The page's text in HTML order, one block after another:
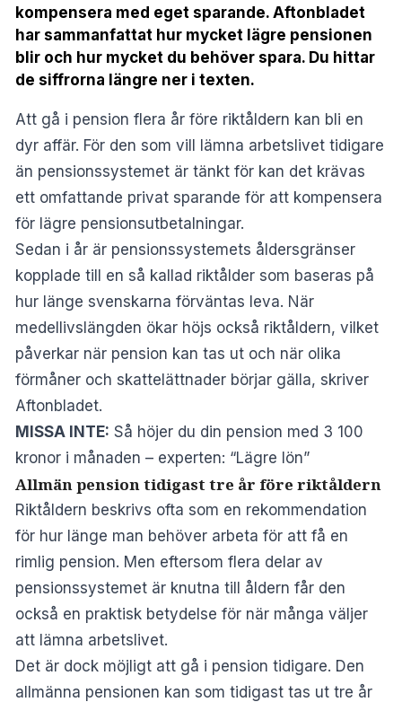
kompensera med eget sparande. Aftonbladet
har sammanfattat hur mycket lägre pensionen
blir och hur mycket du behöver spara. Du hittar
de siffrorna längre ner i texten.
Att gå i pension flera år före riktåldern kan bli en
dyr affär. För den som vill lämna arbetslivet tidigare
än pensionssystemet är tänkt för kan det krävas
ett omfattande privat sparande för att kompensera
för lägre pensionsutbetalningar.
Sedan i år är pensionssystemets åldersgränser
kopplade till en så kallad riktålder som baseras på
hur länge svenskarna förväntas leva. När
medellivslängden ökar höjs också riktåldern, vilket
påverkar när pension kan tas ut och när olika
förmåner och skattelättnader börjar gälla, skriver
Aftonbladet.
MISSA INTE: Så höjer du din pension med 3 100
kronor i månaden – experten: “Lägre lön”
Allmän pension tidigast tre år före riktåldern
Riktåldern beskrivs ofta som en rekommendation
för hur länge man behöver arbeta för att få en
rimlig pension. Men eftersom flera delar av
pensionssystemet är knutna till åldern får den
också en praktisk betydelse för när många väljer
att lämna arbetslivet.
Det är dock möjligt att gå i pension tidigare. Den
allmänna pensionen kan som tidigast tas ut tre år